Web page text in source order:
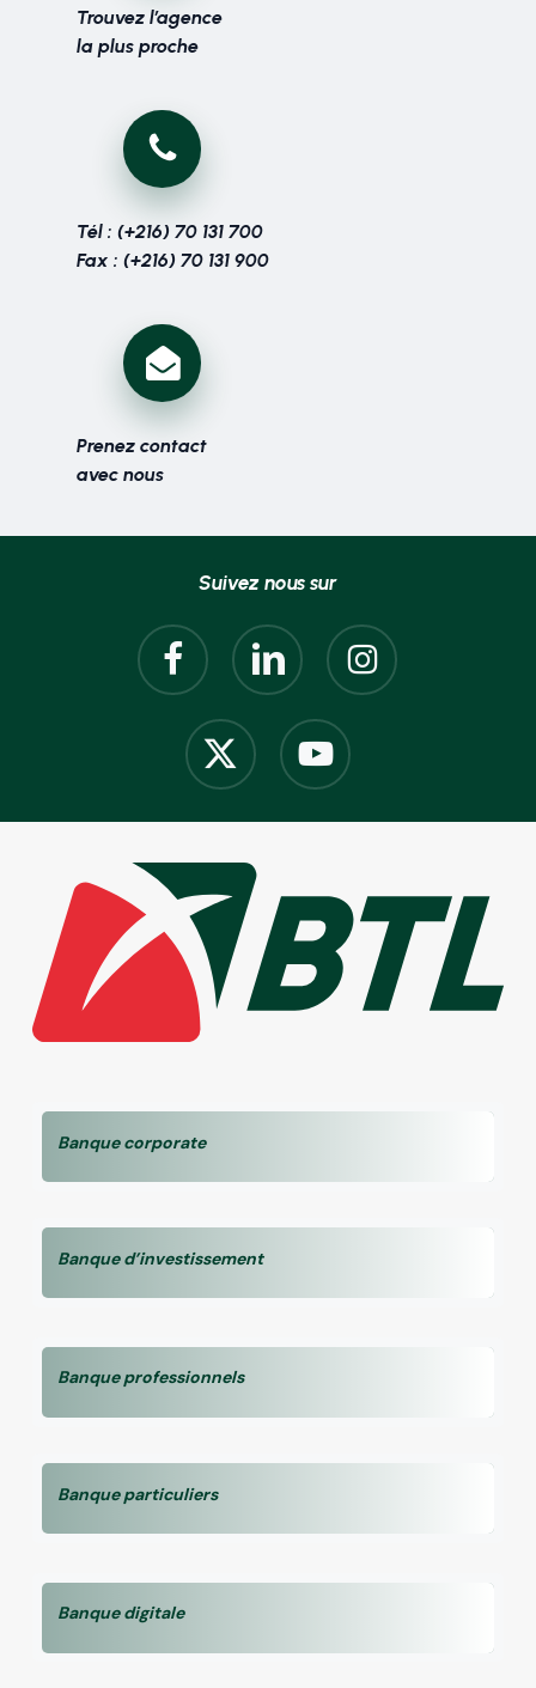
septembre 2025
Trouvez l’agence
la plus proche
Tél : (+216) 70 131 700
Fax : (+216) 70 131 900
Prenez contact
avec nous
Suivez nous sur
Banque corporate
Banque d’investissement
Banque professionnels
Banque particuliers
Banque digitale